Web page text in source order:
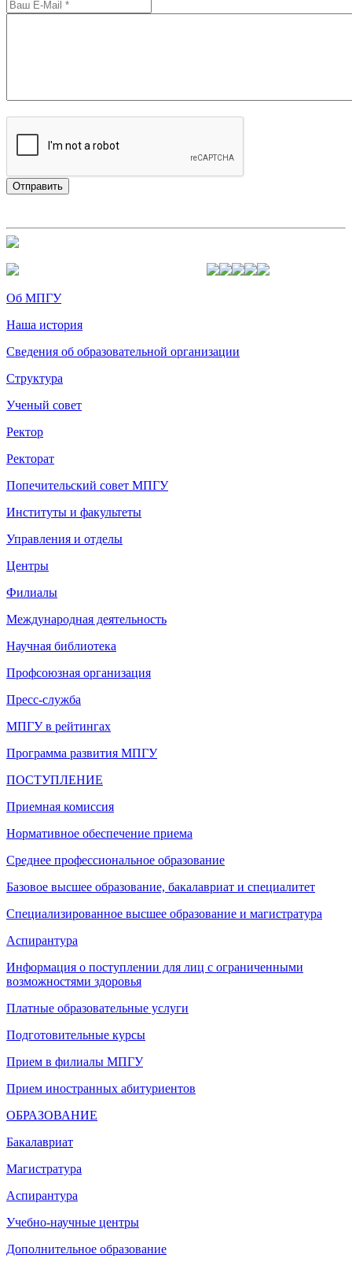
Об МПГУ
Наша история
Сведения об образовательной организации
Структура
Ученый совет
Ректор
Ректорат
Попечительский совет МПГУ
Институты и факультеты
Управления и отделы
Центры
Филиалы
Международная деятельность
Научная библиотека
Профсоюзная организация
Пресс-служба
МПГУ в рейтингах
Программа развития МПГУ
ПОСТУПЛЕНИЕ
Приемная комиссия
Нормативное обеспечение приема
Среднее профессиональное образование
Базовое высшее образование, бакалавриат и специалитет
Специализированное высшее образование и магистратура
Аспирантура
Информация о поступлении для лиц с ограниченными
возможностями здоровья
Платные образовательные услуги
Подготовительные курсы
Прием в филиалы МПГУ
Прием иностранных абитуриентов
ОБРАЗОВАНИЕ
Бакалавриат
Магистратура
Аспирантура
Учебно-научные центры
Дополнительное образование